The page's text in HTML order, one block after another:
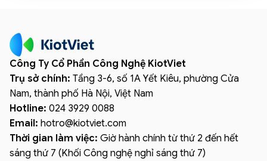
Công Ty Cổ Phần Công Nghệ KiotViet
Trụ sở chính: Tầng 3-6, số 1A Yết Kiêu, phường Cửa
Nam, thành phố Hà Nội, Việt Nam
Hotline: 024 3929 0088
Email: hotro@kiotviet.com
Thời gian làm việc: Giờ hành chính từ thứ 2 đến hết
sáng thứ 7 (Khối Công nghệ nghỉ sáng thứ 7)